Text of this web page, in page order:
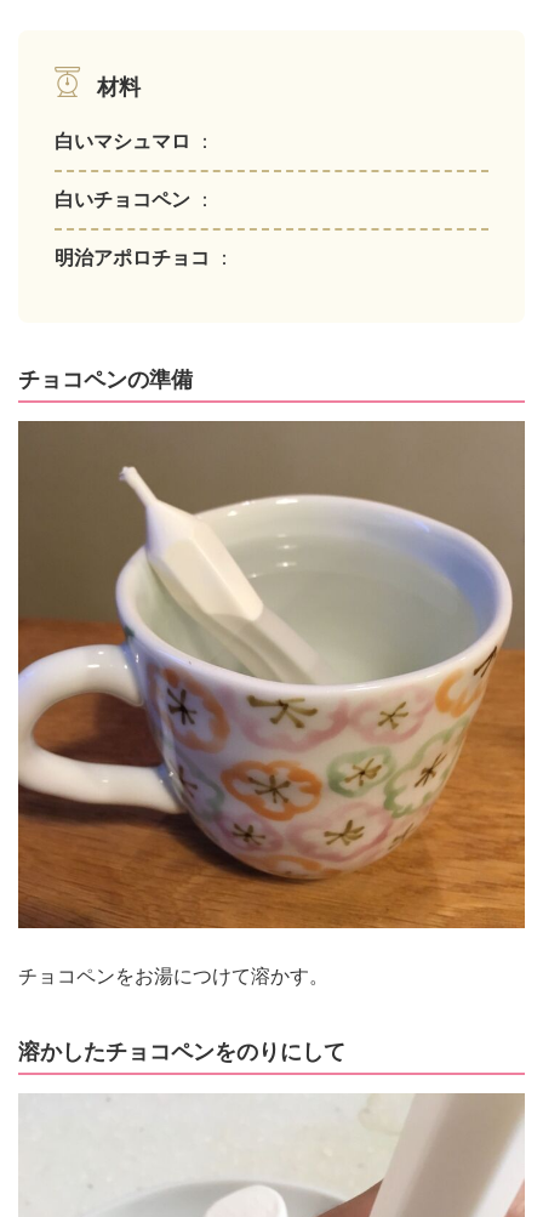
材料
白いマシュマロ ：
白いチョコペン ：
明治アポロチョコ ：
チョコペンの準備
チョコペンをお湯につけて溶かす。
溶かしたチョコペンをのりにして